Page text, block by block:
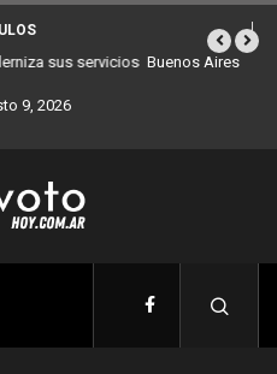
Notables y ya son 90 en toda la
9, 2026